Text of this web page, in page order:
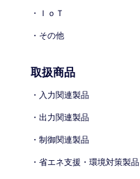
・ＩｏＴ
・その他
取扱商品
・入力関連製品
・出力関連製品
・制御関連製品
・省エネ支援・環境対策製品